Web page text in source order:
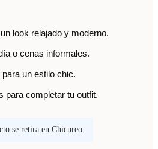
look relajado y moderno.
o cenas informales.
un estilo chic.
para completar tu outfit.
se retira en Chicureo.